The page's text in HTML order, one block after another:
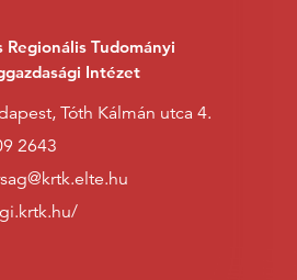
Regionális Tudományi
Intézet
Tóth Kálmán utca 4.
2643